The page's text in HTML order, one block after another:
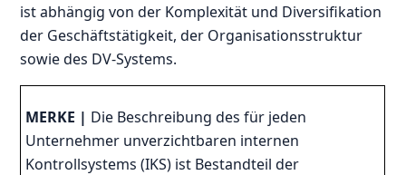
ist abhängig von der Komplexität und Diversifikation
der Geschäftstätigkeit, der Organisationsstruktur
sowie des DV-Systems.
MERKE | Die Beschreibung des für jeden
Unternehmer unverzichtbaren internen
Kontrollsystems (IKS) ist Bestandteil der